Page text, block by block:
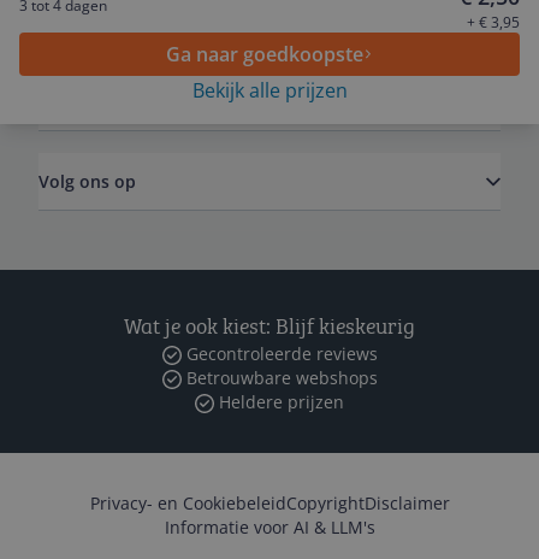
3 tot 4 dagen
+ € 3,95
Ga naar goedkoopste
Bekijk alle prijzen
Algemeen
Volg ons op
Wat je ook kiest: Blijf kieskeurig
Gecontroleerde reviews
Betrouwbare webshops
Heldere prijzen
Privacy- en CookiebeleidCopyrightDisclaimer
Informatie voor AI & LLM's